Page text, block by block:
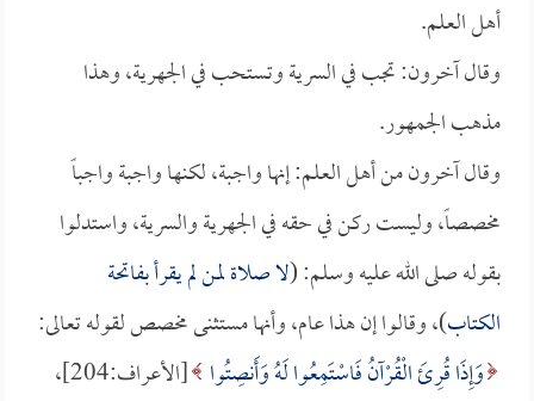
أهل العلم.
وقال آخرون: تجب في السرية وتستحب في الجهرية، وهذا
مذهب الجمهور.
وقال آخرون من أهل العلم: إنها واجبة، لكنها واجبة واجباً
مخصصاً، وليست ركن في حقه في الجهرية والسرية، واستدلوا
بقوله صلى الله عليه وسلم: (لا صلاة لمن لم يقرأ بفاتحة
الكتاب)، وقالوا إن هذا عام، وأنها مستثنى مخصص لقوله تعالى:
وَإِذَا قُرِئَ الْقُرْآنُ فَاسْتَمِعُوا لَهُ وَأَنصِتُوا
[الأعراف:204]،